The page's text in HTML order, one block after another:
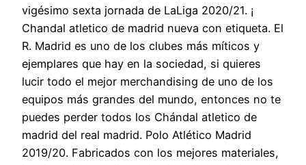
vigésimo sexta jornada de LaLiga 2020/21. ¡
Chandal atletico de madrid nueva con etiqueta. El
R. Madrid es uno de los clubes más míticos y
ejemplares que hay en la sociedad, si quieres
lucir todo el mejor merchandising de uno de los
equipos más grandes del mundo, entonces no te
puedes perder todos los Chándal atletico de
madrid del real madrid. Polo Atlético Madrid
2019/20. Fabricados con los mejores materiales,